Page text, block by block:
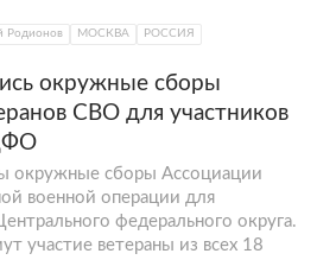
Родионов МОСКВА РОССИЯ
окружные сборы
СВО для участников
окружные сборы Ассоциации
военной операции для
федерального округа.
участие ветераны из всех 18